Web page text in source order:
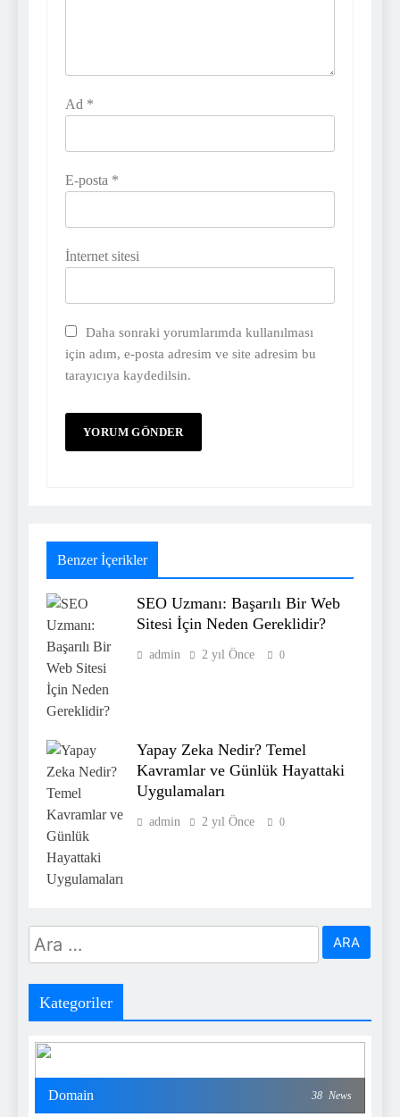
Ad *
E-posta *
İnternet sitesi
Daha sonraki yorumlarımda kullanılması
için adım, e-posta adresim ve site adresim bu
tarayıcıya kaydedilsin.
Benzer İçerikler
SEO Uzmanı: Başarılı Bir Web
Sitesi İçin Neden Gereklidir?
admin 2 yıl Önce 0
Yapay Zeka Nedir? Temel
Kavramlar ve Günlük Hayattaki
Uygulamaları
admin 2 yıl Önce 0
Arama:
Kategoriler
Domain 38 News